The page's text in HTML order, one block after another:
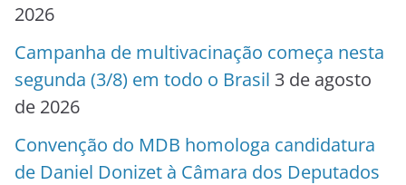
2026
Campanha de multivacinação começa nesta
segunda (3/8) em todo o Brasil 3 de agosto
de 2026
Convenção do MDB homologa candidatura
de Daniel Donizet à Câmara dos Deputados